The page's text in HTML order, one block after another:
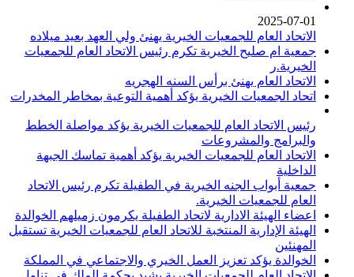
2025-07-01
الاتحاد العام للجمعيات الخيرية يهنئ ولي العهد بعيد ميلاده
جمعية ام صليح الخيرية تكرم رئيس الاتحاد العام للجمعيات
الخيرية.ر
الاتحاد العام يهنئ برأس السنه الهجريه
اتحاد الجمعيات الخيرية يؤكد أهمية التوعية بمخاطر المخدرات
رئيس الاتحاد العام للجمعيات الخيرية يؤكد مواصلة الخطط
والبرامج والمشروعات
الاتحاد العام للجمعيات الخيرية يؤكد أهمية تماسك الجبهة
الداخلية
جمعية أبواب الجنه الخيرية في الطفيلة تكرم رئيس الاتحاد
العام للجمعيات الخيرية.
اعضاء الهيئة الادارية لاتحاد الطفيلة يكرمون زميلهم الخوالدة
الهيئة الإدارية المنتخبة للاتحاد العام للجمعيات الخيرية تستقبل
المهنئين
الخوالدة يؤكد تعزيز العمل الخيري والاجتماعي في المملكة